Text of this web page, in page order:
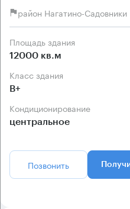
район Нагатино-Садовники
Площадь здания
12000 кв.м
Класс здания
B+
Кондиционирование
центральное
Позвонить